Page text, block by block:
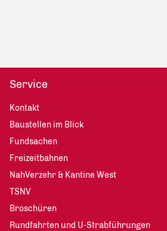
Service
Kontakt
Baustellen im Blick
Fundsachen
Freizeitbahnen
NahVerzehr & Kantine West
TSNV
Broschüren
Rundfahrten und U-Strabführungen